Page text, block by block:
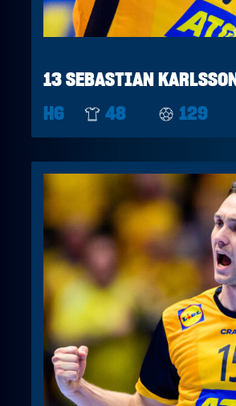
13 SEBASTIAN KARLSSON
H6
48 129